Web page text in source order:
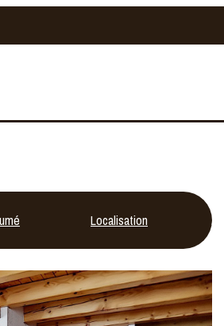
Localisation Avis